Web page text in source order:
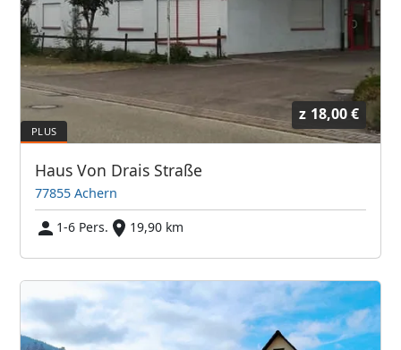
z 18,00 €
Haus Von Drais Straße
77855 Achern
1-6 Pers.
19,90 km